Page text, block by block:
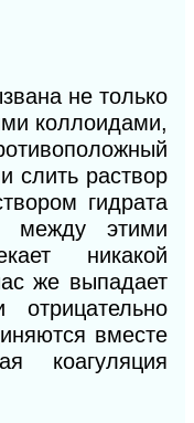
не только
коллоидами,
слить раствор
гидрата
между этими
никакой
же выпадает
вместе
коагуляция